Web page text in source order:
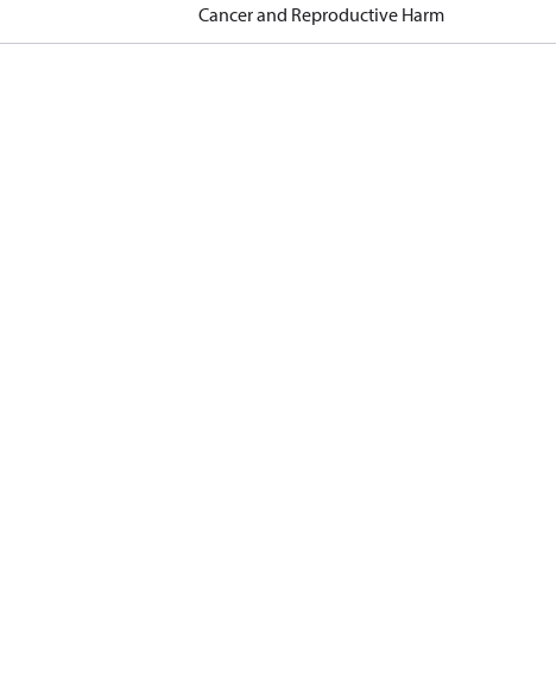
Cancer and Reproductive Harm